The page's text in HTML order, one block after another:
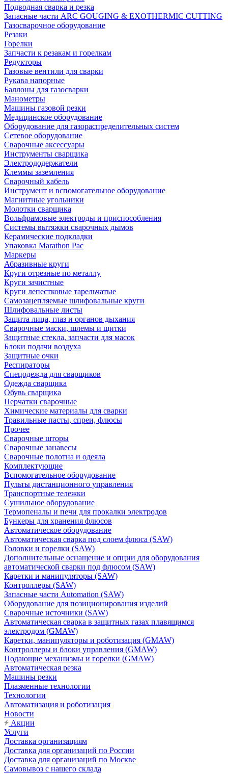
Подводная сварка и резка
Запасные части ARC GOUGING & EXOTHERMIC CUTTING
Газосварочное оборудование
Резаки
Горелки
Запчасти к резакам и горелкам
Редукторы
Газовые вентили для сварки
Рукава напорные
Баллоны для газосварки
Манометры
Машины газовой резки
Медицинское оборудование
Оборудование для газораспределительных систем
Сетевое оборудование
Сварочные аксессуары
Инструменты сварщика
Электрододержатели
Клеммы заземления
Сварочный кабель
Инструмент и вспомогательное оборудование
Магнитные угольники
Молотки сварщика
Вольфрамовые электроды и приспособления
Системы вытяжки сварочных дымов
Керамические подкладки
Упаковка Marathon Pac
Маркеры
Абразивные круги
Круги отрезные по металлу
Круги зачистные
Круги лепестковые тарельчатые
Самозацепляемые шлифовальные круги
Шлифовальные листы
Защита лица, глаз и органов дыхания
Сварочные маски, шлемы и щитки
Защитные стекла, запчасти для масок
Блоки подачи воздуха
Защитные очки
Респираторы
Спецодежда для сварщиков
Одежда сварщика
Обувь сварщика
Перчатки сварочные
Химические материалы для сварки
Травильные пасты, спреи, флюсы
Прочее
Сварочные шторы
Сварочные занавесы
Сварочные полотна и одеяла
Комплектующие
Вспомогательное оборудование
Пульты дистанционного управления
Транспортные тележки
Сушильное оборудование
Термопеналы и печи для прокалки электродов
Бункеры для хранения флюсов
Автоматическое оборудование
Автоматическая сварка под слоем флюса (SAW)
Головки и горелки (SAW)
Дополнительные оснащение и опции для оборудования
автоматической сварки под флюсом (SAW)
Каретки и манипуляторы (SAW)
Контроллеры (SAW)
Запасные части Automation (SAW)
Оборудование для позиционирования изделий
Сварочные источники (SAW)
Автоматическая сварка в защитных газах плавящимся
электродом (GMAW)
Каретки, манипуляторы и роботизация (GMAW)
Контроллеры и блоки управления (GMAW)
Подающие механизмы и горелки (GMAW)
Автоматическая резка
Машины резки
Плазменные технологии
Технологии
Автоматизация и роботизация
Новости
Акции
Услуги
Доставка организациям
Доставка для организаций по России
Доставка для организаций по Москве
Самовывоз с нашего склада